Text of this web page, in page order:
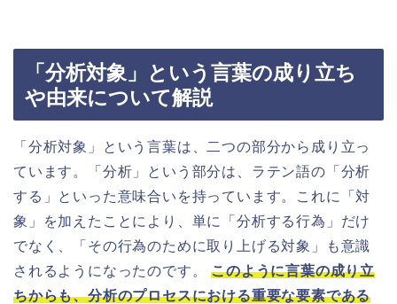
「分析対象」という言葉の成り立ち
や由来について解説
「分析対象」という言葉は、二つの部分から成り立っ
ています。「分析」という部分は、ラテン語の「分析
する」といった意味合いを持っています。これに「対
象」を加えたことにより、単に「分析する行為」だけ
でなく、「その行為のために取り上げる対象」も意識
されるようになったのです。このように言葉の成り立
ちからも、分析のプロセスにおける重要な要素である